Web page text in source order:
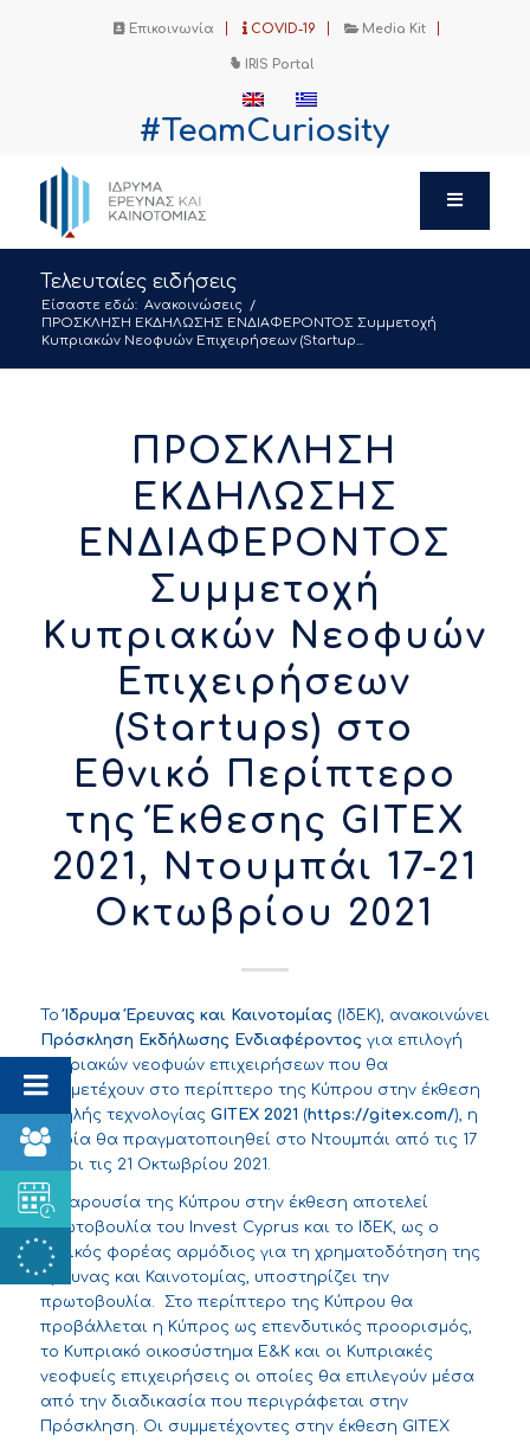
Επικοινωνία COVID-19 Media Kit
IRIS Portal
#TeamCuriosity
Τελευταίες ειδήσεις
Είσαστε εδώ: Ανακοινώσεις /
ΠΡΟΣΚΛΗΣΗ ΕΚΔΗΛΩΣΗΣ ΕΝΔΙΑΦΕΡΟΝΤΟΣ Συμμετοχή
Κυπριακών Νεοφυών Επιχειρήσεων (Startup...
ΠΡΟΣΚΛΗΣΗ
ΕΚΔΗΛΩΣΗΣ
ΕΝΔΙΑΦΕΡΟΝΤΟΣ
Συμμετοχή
Κυπριακών Νεοφυών
Επιχειρήσεων
(Startups) στο
Εθνικό Περίπτερο
της Έκθεσης GITEX
2021, Ντουμπάι 17-21
Οκτωβρίου 2021
ΤοΊδρυμα Έρευνας και Καινοτομίας (ΙδΕΚ), ανακοινώνει
Πρόσκληση Εκδήλωσης Ενδιαφέροντος για επιλογή
κυπριακών νεοφυών επιχειρήσεων που θα
συμμετέχουν στο περίπτερο της Κύπρου στην έκθεση
υψηλής τεχνολογίας GITEX 2021 (https://gitex.com/), η
οποία θα πραγματοποιηθεί στο Ντουμπάι από τις 17
μέχρι τις 21 Οκτωβρίου 2021.
Η παρουσία της Κύπρου στην έκθεση αποτελεί
πρωτοβουλία του Invest Cyprus και το ΙδΕΚ, ως ο
εθνικός φορέας αρμόδιος για τη χρηματοδότηση της
Έρευνας και Καινοτομίας, υποστηρίζει την
πρωτοβουλία. Στο περίπτερο της Κύπρου θα
προβάλλεται η Κύπρος ως επενδυτικός προορισμός,
το Κυπριακό οικοσύστημα Ε&Κ και οι Κυπριακές
νεοφυείς επιχειρήσεις οι οποίες θα επιλεγούν μέσα
από την διαδικασία που περιγράφεται στην
Πρόσκληση. Οι συμμετέχοντες στην έκθεση GITEX